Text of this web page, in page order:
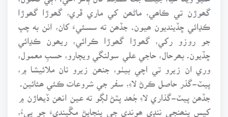
گھوڙن تي ڪاھي، ماڻھن کي ماري ڦري، گھوڙا گھوڙا
ڪڍائي ڇڏينديون ھيون. جڏھن ته سسئيءَ کان، اٺن به چپ
جو روزو رکي، گھوڙا گھوڙا ڪرائي، ريھون ڪڍائي
ڇڏيون. بھرحال، حاجي علي سولنگي ويچارو، حسبِ معمول،
وري ان زيرو تي اچي بيٺو، جنھن زيرو تان ملائيشا ۾،
پيٽ-گذر حاصل ڪرڻ لاءِ، سفر جي شروعات ڪئي ھئائين.
جڏھن پيٽ-گذاري لاءِ جُھد پٽڻ لڳو ته عين انھن ڏيھاڙن ۾
کيس پنھنجي ننڍي ھوندي جي پنجاپڻ مڱينديءَ جو پيءُ،